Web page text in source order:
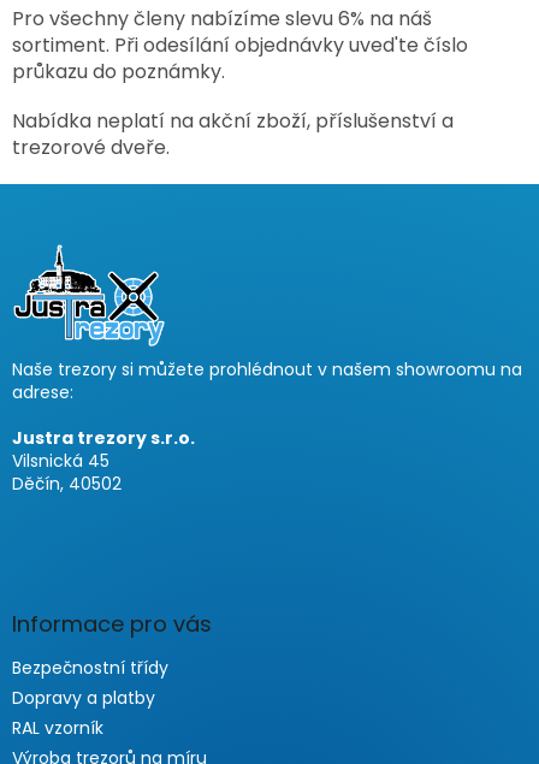
Pro všechny členy nabízíme slevu 6% na náš
sortiment. Při odesílání objednávky uved'te číslo
průkazu do poznámky.
Nabídka neplatí na akční zboží, příslušenství a
trezorové dveře.
a
Naše trezory si můžete prohlédnout v našem showroomu na
adrese:
Justra trezory s.r.o.
Vilsnická 45
Děčín, 40502
Informace pro vás
Bezpečnostní třídy
Dopravy a platby
RAL vzorník
Výroba trezorů na míru